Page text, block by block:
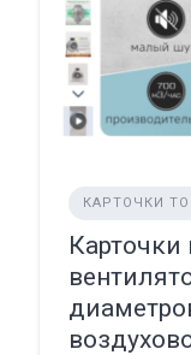
КАРТОЧКИ